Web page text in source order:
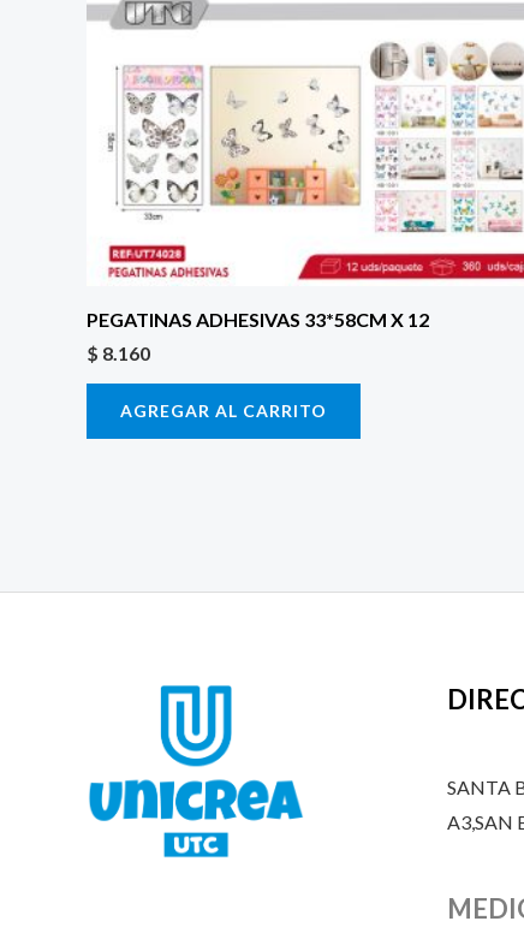
PEGATINAS ADHESIVAS 33*58CM X 12
$ 8.160
AGREGAR AL CARRITO
SANTA
A3,SAN